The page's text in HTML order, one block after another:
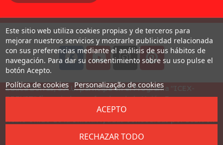
Desarrollado porAddis
Educa Borras, S.A.U. participa en el Programa "ICEX-
BREXIT" financiado por fondos de la Unión Europea, para
mitigar las consecuencias adversas de la retirada del
Este sitio web utiliza cookies propias y de terceros para
mejorar nuestros servicios y mostrarle publicidad relacionada
con sus preferencias mediante el análisis de sus hábitos de
navegación. Para dar su consentimiento sobre su uso pulse el
botón Acepto.
Política de cookies Personalização de cookies
RECHAZAR TODO
ACEPTO